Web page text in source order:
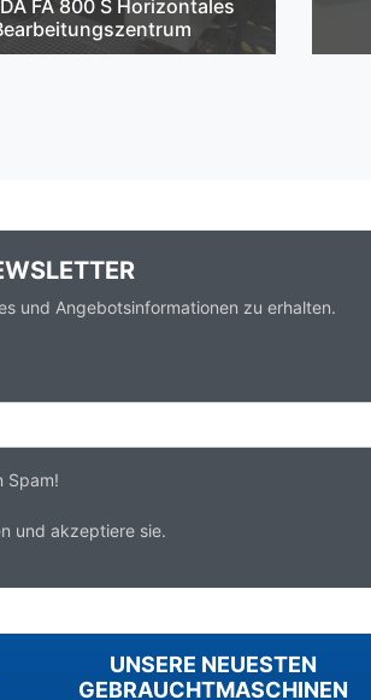
FA 800 S Horizontales
und Angebotsinformationen zu erhalten.
Spam!
und akzeptiere sie.
UNSERE NEUESTEN
GEBRAUCHTMASCHINEN